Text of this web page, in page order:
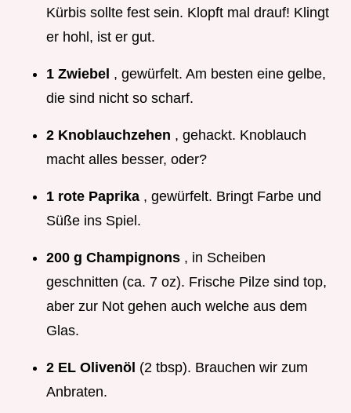
Kürbis sollte fest sein. Klopft mal drauf! Klingt
er hohl, ist er gut.
1 Zwiebel , gewürfelt. Am besten eine gelbe,
die sind nicht so scharf.
2 Knoblauchzehen , gehackt. Knoblauch
macht alles besser, oder?
1 rote Paprika , gewürfelt. Bringt Farbe und
Süße ins Spiel.
200 g Champignons , in Scheiben
geschnitten (ca. 7 oz). Frische Pilze sind top,
aber zur Not gehen auch welche aus dem
Glas.
2 EL Olivenöl (2 tbsp). Brauchen wir zum
Anbraten.